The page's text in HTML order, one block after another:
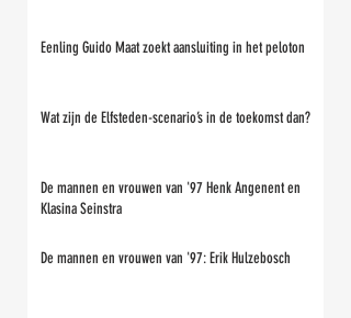
Eenling Guido Maat zoekt aansluiting in het peloton
Wat zijn de Elfsteden-scenario’s in de toekomst dan?
De mannen en vrouwen van '97 Henk Angenent en
Klasina Seinstra
De mannen en vrouwen van '97: Erik Hulzebosch